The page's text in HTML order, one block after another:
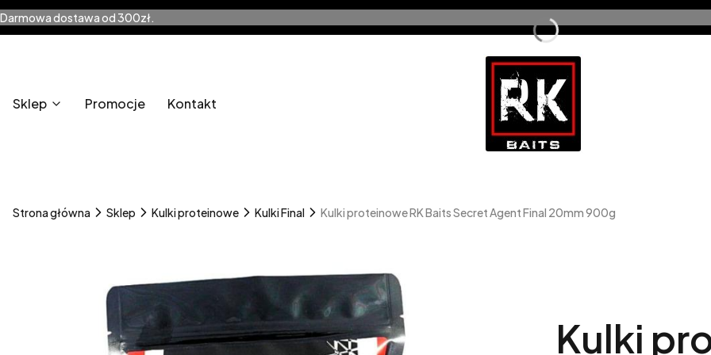
Darmowa dostawa od 300zł.
Sklep Promocje Kontakt
Strona główna Sklep Kulki proteinowe Kulki Final Kulki proteinowe RK Baits Secret Agent Final 20mm 900g
Kulki